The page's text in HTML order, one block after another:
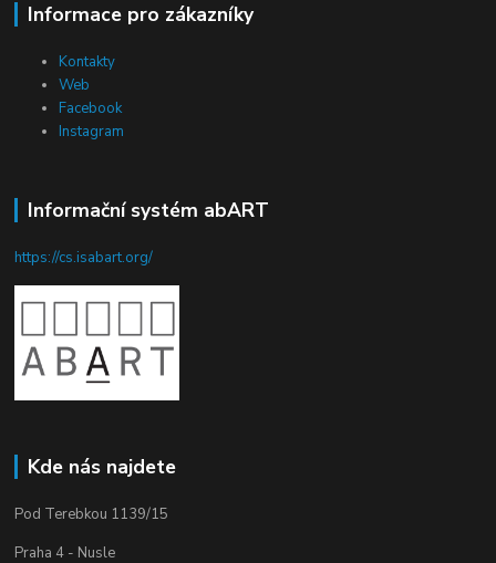
Informace pro zákazníky
Kontakty
Web
Facebook
Instagram
Informační systém abART
https://cs.isabart.org/
Kde nás najdete
Pod Terebkou 1139/15
Praha 4 - Nusle